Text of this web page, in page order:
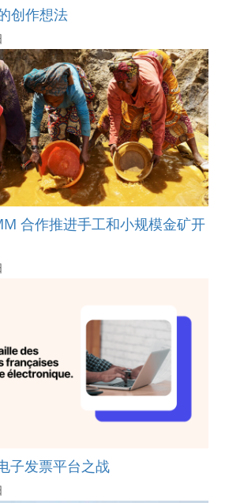
创作想法
合作推进手工和小规模金矿开
子发票平台之战